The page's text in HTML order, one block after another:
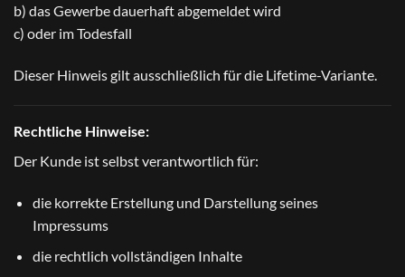
b) das Gewerbe dauerhaft abgemeldet wird
c) oder im Todesfall
Dieser Hinweis gilt ausschließlich für die Lifetime-Variante.
Rechtliche Hinweise:
Der Kunde ist selbst verantwortlich für:
die korrekte Erstellung und Darstellung seines
Impressums
die rechtlich vollständigen Inhalte